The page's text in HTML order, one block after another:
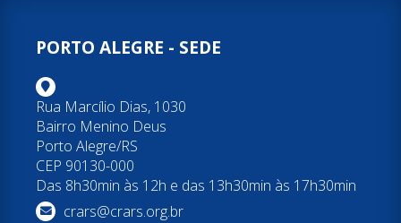
PORTO ALEGRE - SEDE
Rua Marcílio Dias, 1030
Bairro Menino Deus
Porto Alegre/RS
CEP 90130-000
Das 8h30min às 12h e das 13h30min às 17h30min
crars@crars.org.br